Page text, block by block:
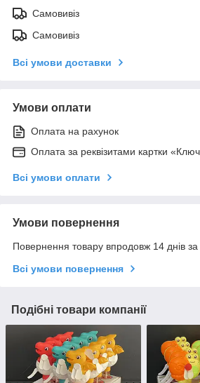
Самовивіз
Самовивіз
Всі умови доставки
Умови оплати
Оплата на рахунок
Оплата за реквізитами картки
Всі умови оплати
Умови повернення
Повернення товару впродовж 14 днів
Всі умови повернення
Подібні товари компанії